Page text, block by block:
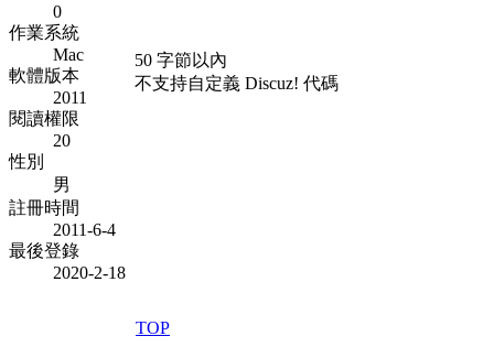
0
作業系統
Mac
軟體版本
2011
閱讀權限
20
性別
男
註冊時間
2011-6-4
最後登錄
2020-2-18
50 字節以內
不支持自定義 Discuz! 代碼
TOP